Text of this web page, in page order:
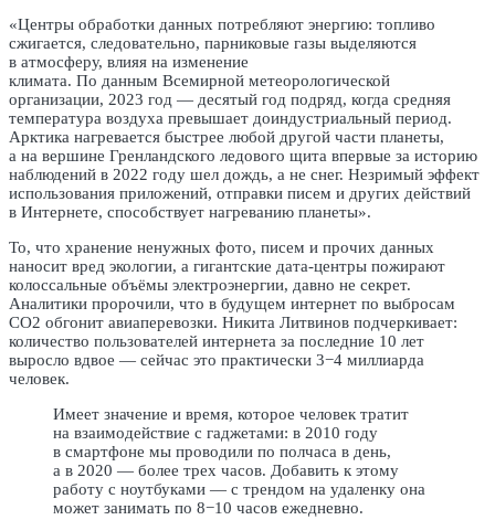
«Центры обработки данных потребляют энергию: топливо
сжигается, следовательно, парниковые газы выделяются
в атмосферу, влияя на изменение
климата. По данным Всемирной метеорологической
организации, 2023 год — десятый год подряд, когда средняя
температура воздуха превышает доиндустриальный период.
Арктика нагревается быстрее любой другой части планеты,
а на вершине Гренландского ледового щита впервые за историю
наблюдений в 2022 году шел дождь, а не снег. Незримый эффект
использования приложений, отправки писем и других действий
в Интернете, способствует нагреванию планеты».
То, что хранение ненужных фото, писем и прочих данных
наносит вред экологии, а гигантские дата-центры пожирают
колоссальные объёмы электроэнергии, давно не секрет.
Аналитики пророчили, что в будущем интернет по выбросам
СO2 обгонит авиаперевозки. Никита Литвинов подчеркивает:
количество пользователей интернета за последние 10 лет
выросло вдвое — сейчас это практически 3−4 миллиарда
человек.
Имеет значение и время, которое человек тратит
на взаимодействие с гаджетами: в 2010 году
в смартфоне мы проводили по полчаса в день,
а в 2020 — более трех часов. Добавить к этому
работу с ноутбуками — с трендом на удаленку она
может занимать по 8−10 часов ежедневно.